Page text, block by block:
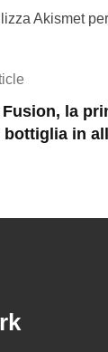
Akismet
la
bottiglia in